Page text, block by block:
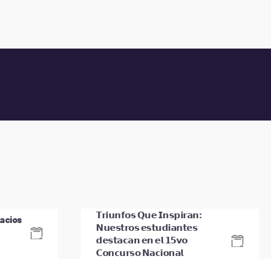
𝗧𝗿𝗶𝘂𝗻𝗳𝗼𝘀 𝗤𝘂𝗲 𝗜𝗻𝘀𝗽𝗶𝗿𝗮𝗻:
𝗡𝘂𝗲𝘀𝘁𝗿𝗼𝘀 𝗲𝘀𝘁𝘂𝗱𝗶𝗮𝗻𝘁𝗲𝘀
𝗱𝗲𝘀𝘁𝗮𝗰𝗮𝗻 𝗲𝗻 𝗲𝗹 𝟭𝟱𝘃𝗼
𝗖𝗼𝗻𝗰𝘂𝗿𝘀𝗼 𝗡𝗮𝗰𝗶𝗼𝗻𝗮𝗹